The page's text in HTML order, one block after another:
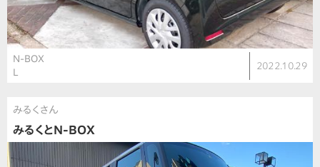
N-BOX
L
2022.10.29
みるくさん
みるくとN-BOX